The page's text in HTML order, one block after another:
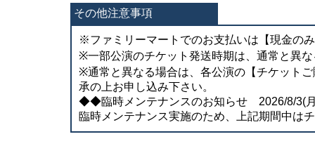
その他注意事項
※ファミリーマートでのお支払いは【現金の
※一部公演のチケット発送時期は、通常と異
※通常と異なる場合は、各公演の【チケット
承の上お申し込み下さい。
◆◆臨時メンテナンスのお知らせ 2026/8/3(月
臨時メンテナンス実施のため、上記期間中は